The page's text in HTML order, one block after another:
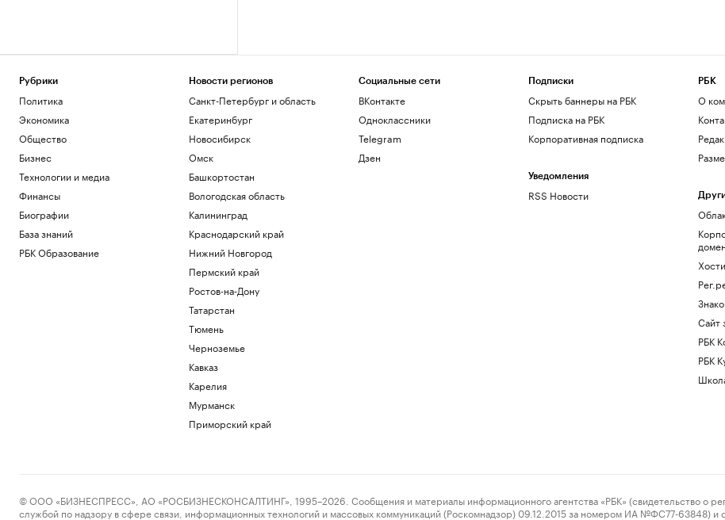
Рубрики
Политика
Экономика
Общество
Бизнес
Технологии и медиа
Финансы
Биографии
База знаний
РБК Образование
Новости регионов
Санкт-Петербург и область
Екатеринбург
Новосибирск
Омск
Башкортостан
Вологодская область
Калининград
Краснодарский край
Нижний Новгород
Пермский край
Ростов-на-Дону
Татарстан
Тюмень
Черноземье
Кавказ
Карелия
Мурманск
Приморский край
Социальные сети
ВКонтакте
Одноклассники
Telegram
Дзен
Подписки
Скрыть баннеры на РБК
Подписка на РБК
Корпоративная подписка
Уведомления
RSS Новости
РБК
О
Сайт
РБК
РБК
© ООО «БИЗНЕСПРЕСС», АО «РОСБИЗНЕСКОНСАЛТИНГ», 1995–2026. Сообщения и материалы информационного агентства «РБК» (свидетельство о
службой по надзору в сфере связи, информационных технологий и массовых коммуникаций (Роскомнадзор) 09.12.2015 за номером ИА №ФС77-63848) и